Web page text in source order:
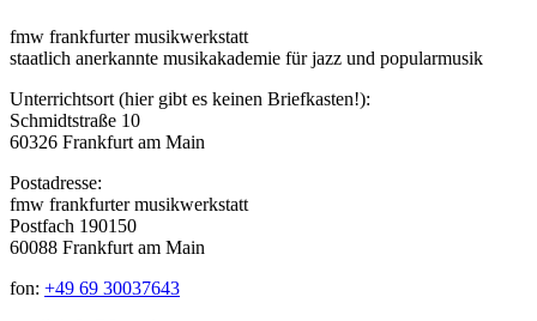
fmw frankfurter musikwerkstatt
staatlich anerkannte musikakademie für jazz und popularmusik
Unterrichtsort (hier gibt es keinen Briefkasten!):
Schmidtstraße 10
60326 Frankfurt am Main
Postadresse:
fmw frankfurter musikwerkstatt
Postfach 190150
60088 Frankfurt am Main
fon: +49 69 30037643